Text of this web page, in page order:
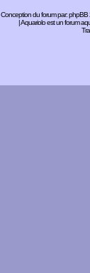
Conception du forum par:phpBB
| Aquariolo est un forum